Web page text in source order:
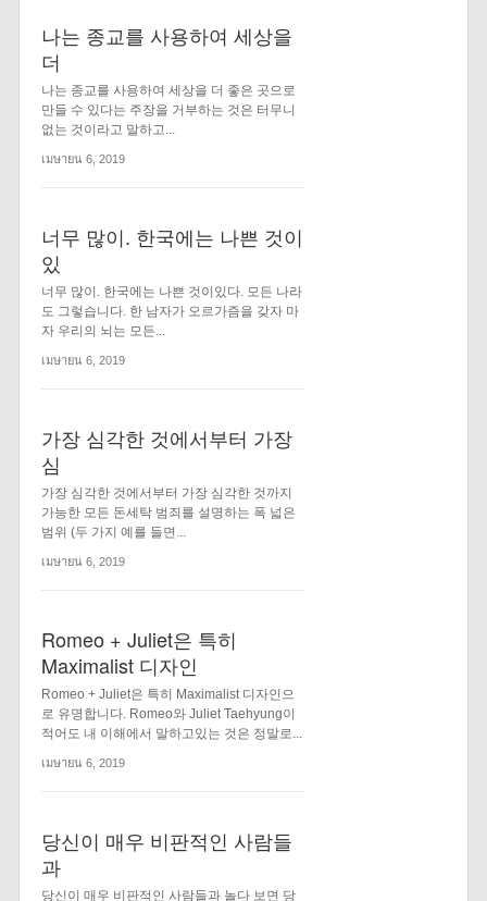
나는 종교를 사용하여 세상을
더
나는 종교를 사용하여 세상을 더 좋은 곳으로
만들 수 있다는 주장을 거부하는 것은 터무니
없는 것이라고 말하고...
เมษายน 6, 2019
너무 많이. 한국에는 나쁜 것이
있
너무 많이. 한국에는 나쁜 것이있다. 모든 나라
도 그렇습니다. 한 남자가 오르가즘을 갖자 마
자 우리의 뇌는 모든...
เมษายน 6, 2019
가장 심각한 것에서부터 가장
심
가장 심각한 것에서부터 가장 심각한 것까지
가능한 모든 돈세탁 범죄를 설명하는 폭 넓은
범위 (두 가지 예를 들면...
เมษายน 6, 2019
Romeo + Juliet은 특히
Maximalist 디자인
Romeo + Juliet은 특히 Maximalist 디자인으
로 유명합니다. Romeo와 Juliet Taehyung이
적어도 내 이해에서 말하고있는 것은 정말로...
เมษายน 6, 2019
당신이 매우 비판적인 사람들
과
당신이 매우 비판적인 사람들과 놀다 보면 당